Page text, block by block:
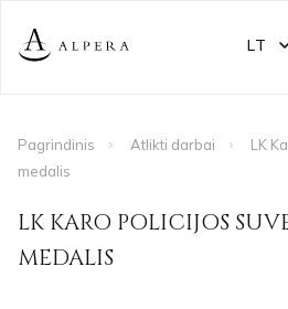
LT
Pagrindinis Atlikti darbai
LK
medalis
LK KARO POLICIJOS
MEDALIS